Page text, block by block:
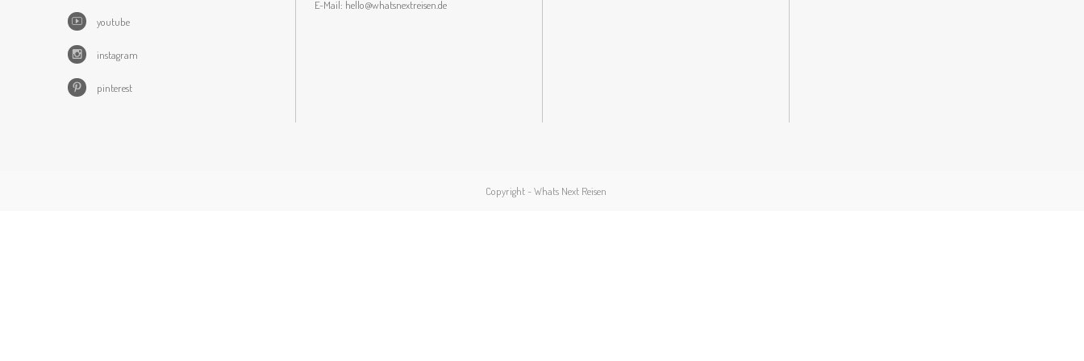
youtube
instagram
pinterest
E-Mail: hello@whatsnextreisen.de
Copyright - Whats Next Reisen